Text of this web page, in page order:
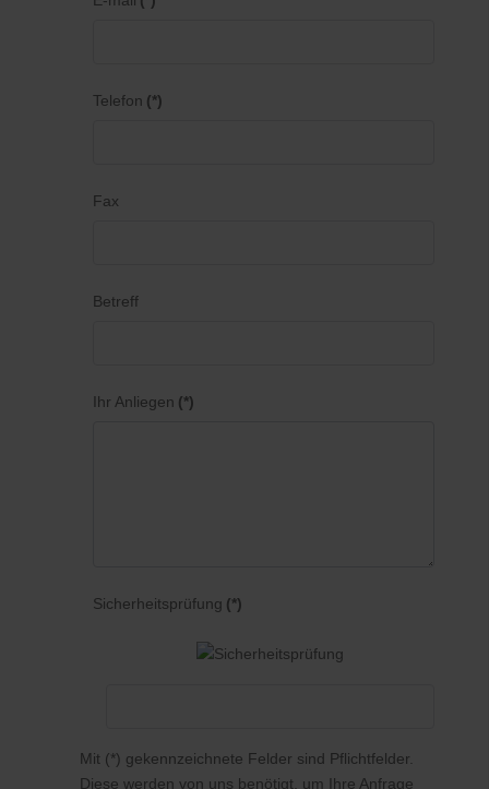
Telefon (*)
Fax
Betreff
Ihr Anliegen (*)
Sicherheitsprüfung (*)
Mit (*) gekennzeichnete Felder sind Pflichtfelder.
Diese werden von uns benötigt, um Ihre Anfrage